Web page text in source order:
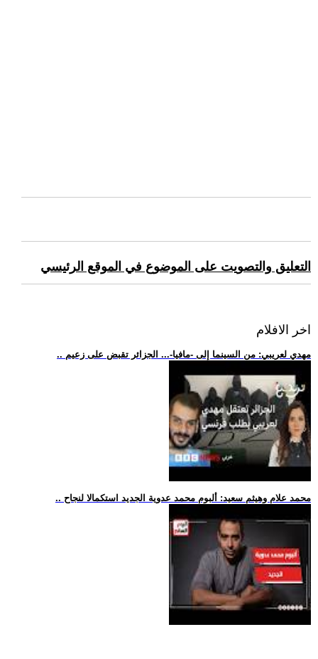
التعليق والتصويت على الموضوع في الموقع الرئيسي
اخر الافلام
.. مهدي لعريبي: من السينما إلى -مافيا-... الجزائر تقبض على زعيم
.. محمد علام وهيثم سعيد: ألبوم محمد عدوية الجديد استكمالا لنجاح